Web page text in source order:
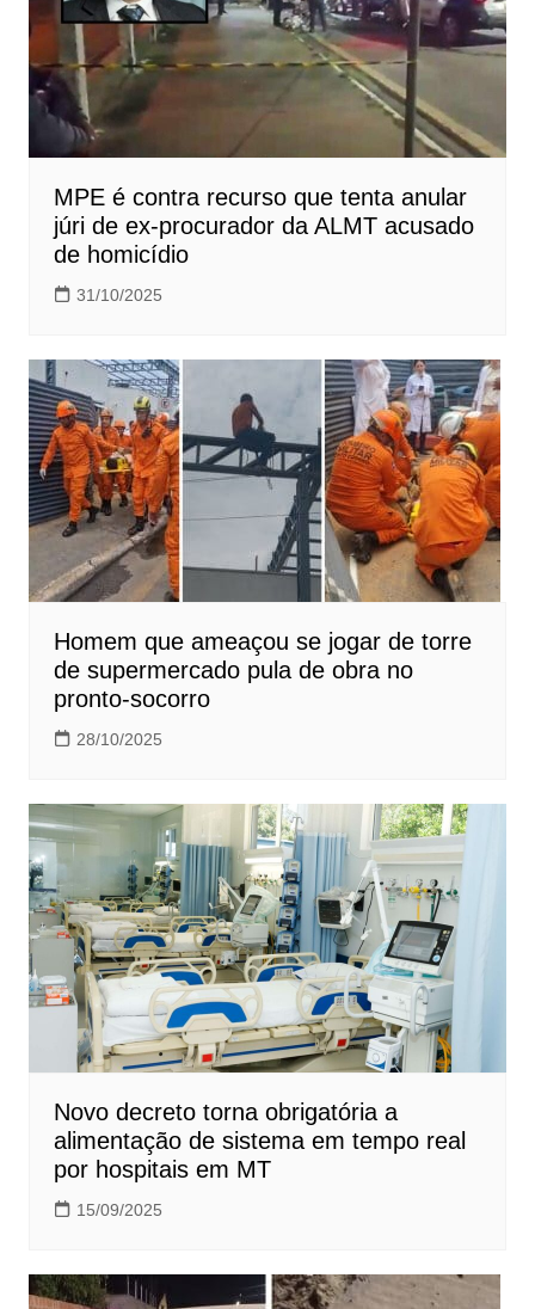
MPE é contra recurso que tenta anular
júri de ex-procurador da ALMT acusado
de homicídio
31/10/2025
Homem que ameaçou se jogar de torre
de supermercado pula de obra no
pronto-socorro
28/10/2025
Novo decreto torna obrigatória a
alimentação de sistema em tempo real
por hospitais em MT
15/09/2025